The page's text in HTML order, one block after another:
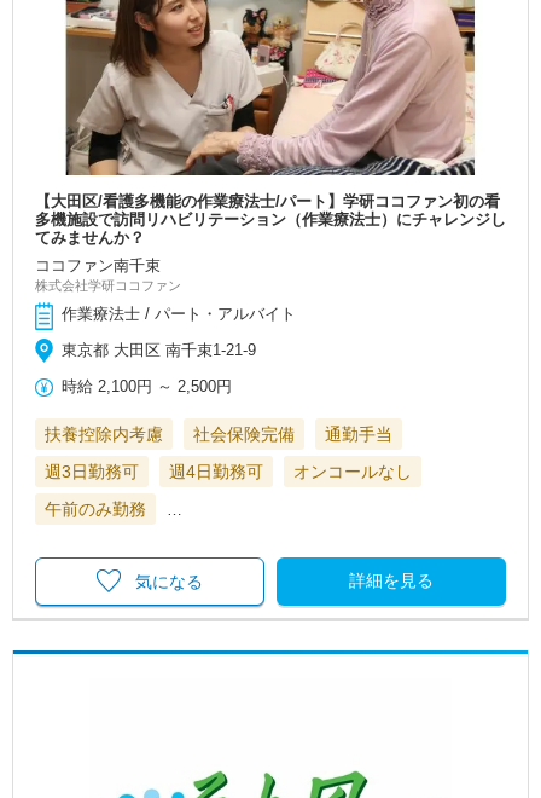
【大田区/看護多機能の作業療法士/パート】学研ココファン初の看
多機施設で訪問リハビリテーション（作業療法士）にチャレンジし
てみませんか？
ココファン南千束
株式会社学研ココファン
作業療法士 / パート・アルバイト
東京都 大田区 南千束1-21-9
時給 2,100円 ～2,500円
扶養控除内考慮 社会保険完備
通勤手当
週3日勤務可
週4日勤務可
オンコールなし
午前のみ勤務
…
詳細を見る
気になる